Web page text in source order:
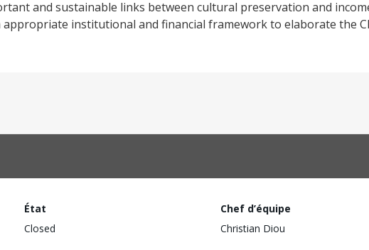
and sustainable links between cultural preservation and
institutional and financial framework to elaborate the
État
Closed
Chef d’équipe
Christian Diou